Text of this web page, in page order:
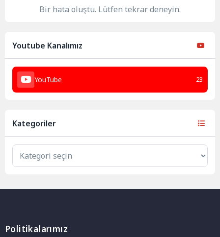
Bir hata oluştu. Lütfen tekrar deneyin.
Youtube Kanalımız
YouTube 23
Kategoriler
Politikalarımız